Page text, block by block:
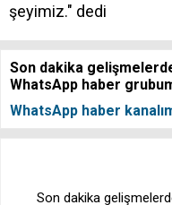
şeyimiz." dedi
Son dakika
WhatsApp haber
WhatsApp haber
Son dakika